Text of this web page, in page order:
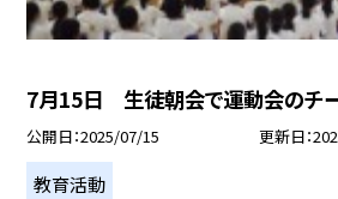
7月15日 生徒朝会で運動会のチー
公開日 2025/07/15 更新日
教育活動